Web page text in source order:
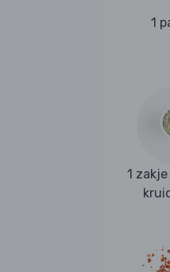
1
1